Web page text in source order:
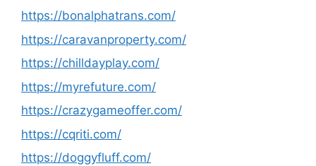
https://bonalphatrans.com/
https://caravanproperty.com/
https://chilldayplay.com/
https://myrefuture.com/
https://crazygameoffer.com/
https://cqriti.com/
https://doggyfluff.com/